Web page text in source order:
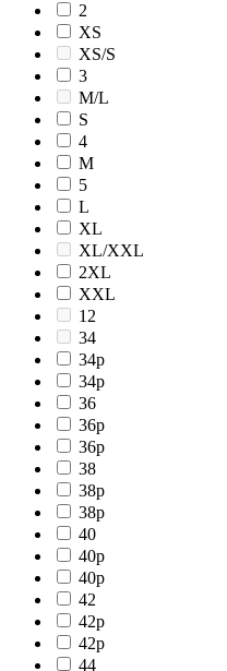
2
XS
XS/S
3
M/L
S
4
M
5
L
XL
XL/XXL
2XL
XXL
12
34
34p
34р
36
36p
36р
38
38p
38р
40
40p
40р
42
42p
42р
44